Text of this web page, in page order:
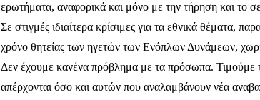
ερωτήματα, αναφορικά και μόνο με την τήρηση και το
Σε στιγμές ιδιαίτερα κρίσιμες για τα εθνικά θέματα,
χρόνο θητείας των ηγετών των Ενόπλων Δυνάμεων,
Δεν έχουμε κανένα πρόβλημα με τα πρόσωπα.
απέρχονται όσο και αυτών που αναλαμβάνουν νέα